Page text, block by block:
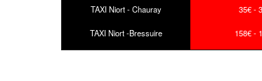
TAXI Niort - Chauray 35€ -
TAXI Niort -Bressuire 158€ -